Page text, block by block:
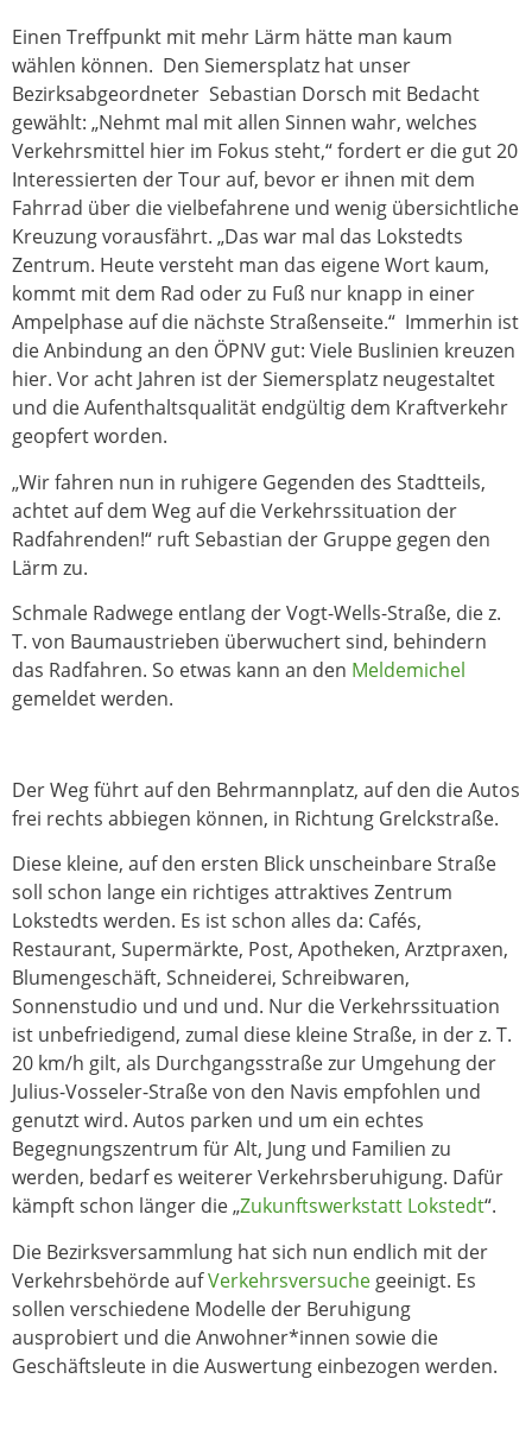
Einen Treffpunkt mit mehr Lärm hätte man kaum
wählen können. Den Siemersplatz hat unser
Bezirksabgeordneter Sebastian Dorsch mit Bedacht
gewählt: „Nehmt mal mit allen Sinnen wahr, welches
Verkehrsmittel hier im Fokus steht,“ fordert er die gut 20
Interessierten der Tour auf, bevor er ihnen mit dem
Fahrrad über die vielbefahrene und wenig übersichtliche
Kreuzung vorausfährt. „Das war mal das Lokstedts
Zentrum. Heute versteht man das eigene Wort kaum,
kommt mit dem Rad oder zu Fuß nur knapp in einer
Ampelphase auf die nächste Straßenseite.“ Immerhin ist
die Anbindung an den ÖPNV gut: Viele Buslinien kreuzen
hier. Vor acht Jahren ist der Siemersplatz neugestaltet
und die Aufenthaltsqualität endgültig dem Kraftverkehr
geopfert worden.
„Wir fahren nun in ruhigere Gegenden des Stadtteils,
achtet auf dem Weg auf die Verkehrssituation der
Radfahrenden!“ ruft Sebastian der Gruppe gegen den
Lärm zu.
Schmale Radwege entlang der Vogt-Wells-Straße, die z.
T. von Baumaustrieben überwuchert sind, behindern
das Radfahren. So etwas kann an den Meldemichel
gemeldet werden.
Der Weg führt auf den Behrmannplatz, auf den die Autos
frei rechts abbiegen können, in Richtung Grelckstraße.
Diese kleine, auf den ersten Blick unscheinbare Straße
soll schon lange ein richtiges attraktives Zentrum
Lokstedts werden. Es ist schon alles da: Cafés,
Restaurant, Supermärkte, Post, Apotheken, Arztpraxen,
Blumengeschäft, Schneiderei, Schreibwaren,
Sonnenstudio und und und. Nur die Verkehrssituation
ist unbefriedigend, zumal diese kleine Straße, in der z. T.
20 km/h gilt, als Durchgangsstraße zur Umgehung der
Julius-Vosseler-Straße von den Navis empfohlen und
genutzt wird. Autos parken und um ein echtes
Begegnungszentrum für Alt, Jung und Familien zu
werden, bedarf es weiterer Verkehrsberuhigung. Dafür
kämpft schon länger die „Zukunftswerkstatt Lokstedt“.
Die Bezirksversammlung hat sich nun endlich mit der
Verkehrsbehörde aufVerkehrsversuche geeinigt. Es
sollen verschiedene Modelle der Beruhigung
ausprobiert und die Anwohner*innen sowie die
Geschäftsleute in die Auswertung einbezogen werden.